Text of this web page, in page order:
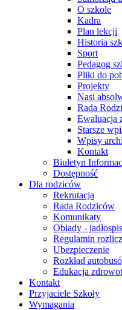
O szkole
Kadra
Plan lekcji
Historia
Sport
Pedagog
Pliki do
Projekty
Nasi
Rada
Ewaluacja
Starsze
Wpisy
Kontakt
Biuletyn
Dostępność
Dla rodziców
Rekrutacja
Rada Rodziców
Komunikaty
Obiady - jadłospis
Regulamin
Ubezpieczenie
Rozkład
Edukacja
Kontakt
Przyjaciele Szkoły
Wymagania